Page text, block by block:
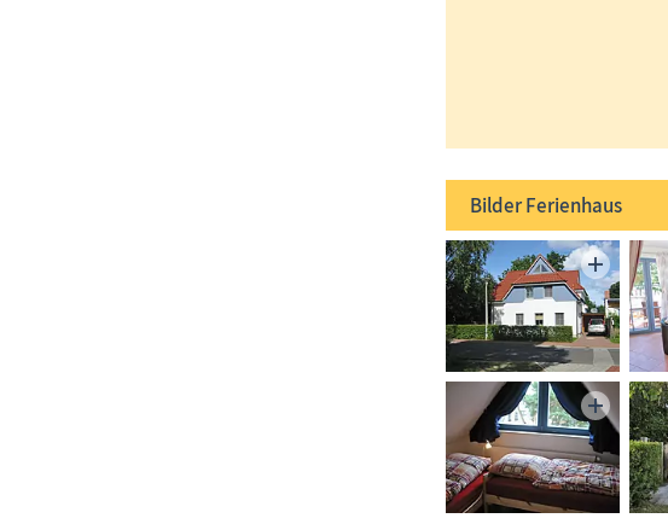
BilderFerienhaus